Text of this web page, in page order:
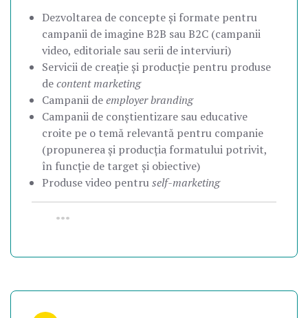
Dezvoltarea de concepte și formate pentru
campanii de imagine B2B sau B2C (campanii
video, editoriale sau serii de interviuri)
Servicii de creație și producție pentru produse
decontent marketing
Campanii deemployer branding
Campanii de conștientizare sau educative
croite pe o temă relevantă pentru companie
(propunerea și producția formatului potrivit,
în funcție de target și obiective)
Produse video pentruself-marketing
•••